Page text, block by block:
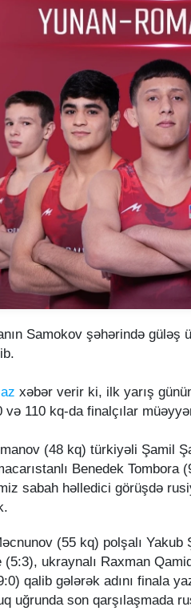
Samokov şəhərində güləş
xəbər verir ki, ilk yarış
və 110 kq-da finalçılar
(48 kq) türkiyəli Şamil
Benedek
sabah həlledici görüşdə
(55 kq) polşalı
(5:3), ukraynalı Raxman
qalib gələrək adını finala
uğrunda son qarşılaşmada